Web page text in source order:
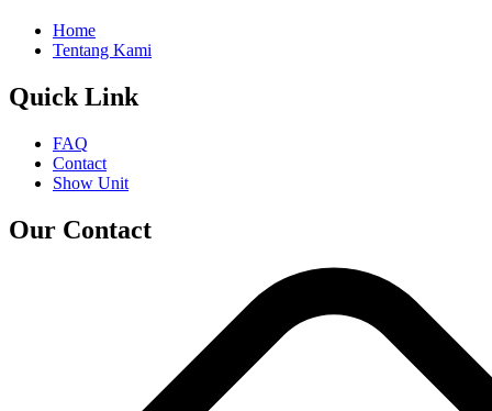
Home
Tentang Kami
Quick Link
FAQ
Contact
Show Unit
Our Contact